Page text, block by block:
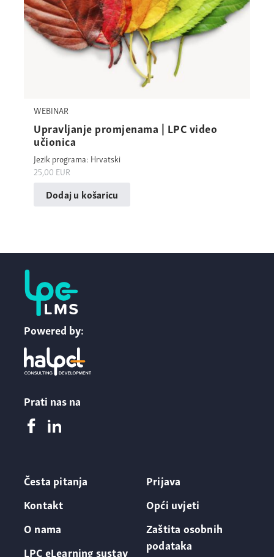
WEBINAR
Upravljanje promjenama | LPC video
učionica
Jezik programa: Hrvatski
25,00 EUR
Dodaj u košaricu
Powered by:
Prati nas na
Česta pitanja
Kontakt
O nama
LPC eLearning sustav
Prijava
Opći uvjeti
Zaštita osobnih
podataka